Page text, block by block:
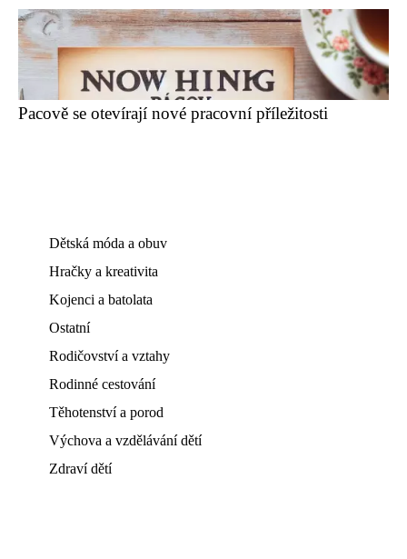
Pacově se otevírají nové pracovní příležitosti
Dětská móda a obuv
Hračky a kreativita
Kojenci a batolata
Ostatní
Rodičovství a vztahy
Rodinné cestování
Těhotenství a porod
Výchova a vzdělávání dětí
Zdraví dětí